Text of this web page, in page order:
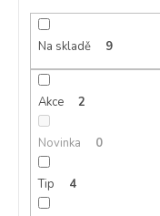
Na skladě 9
Akce 2
Novinka 0
Tip 4